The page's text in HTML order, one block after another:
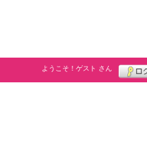
ようこそ！ ゲスト さん